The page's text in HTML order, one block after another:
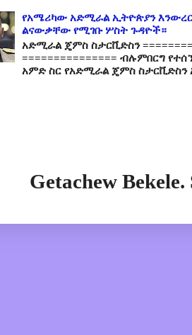
የአሜሪካው አድሚራል ኢትዮጵያን
ልናውቃቸው የሚገቡ ሦስት ጉዳዮች።
አድሚራል ጄምስ ስታርቪድስን
=============== ብሉምበርግ
አምድ ስር የአድሚራል ጄምስ ስታርቪድስን
Getachew